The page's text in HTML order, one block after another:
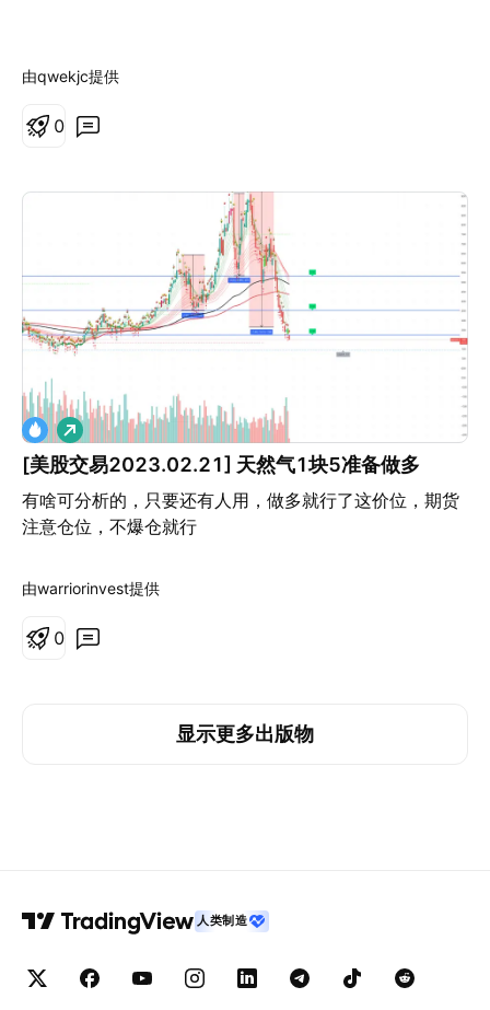
由qwekjc提供
0
[美股交易2023.02.21] 天然气1块5准备做多
有啥可分析的，只要还有人用，做多就行了这价位，期货
注意仓位，不爆仓就行
做
多
由warriorinvest提供
0
显示更多出版物
人类制造